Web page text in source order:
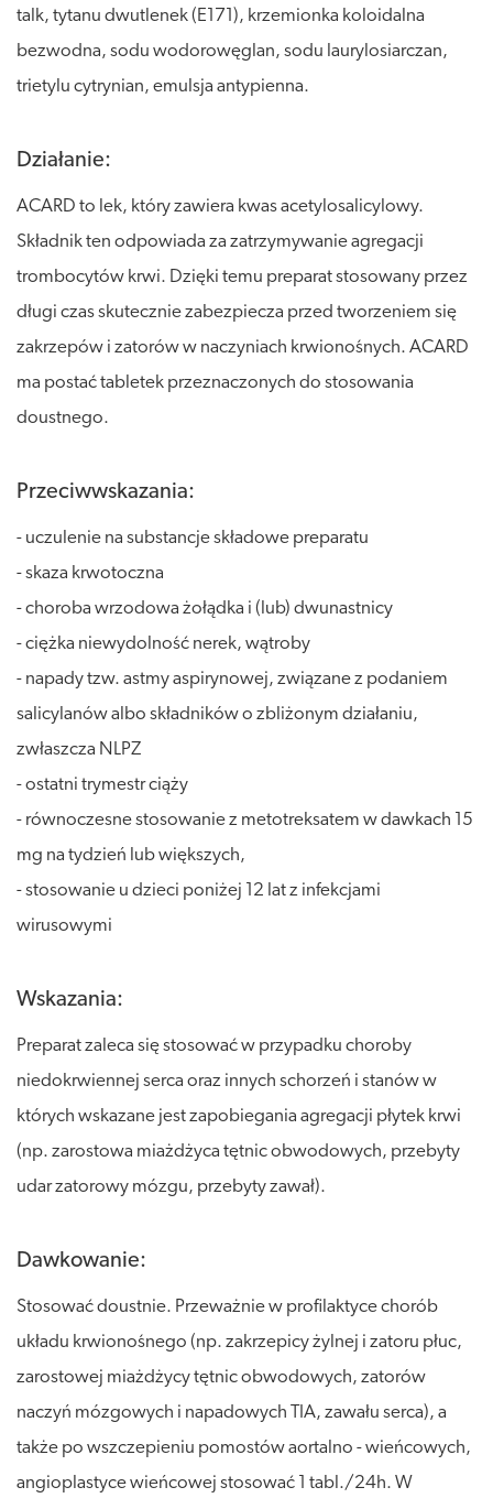
talk, tytanu dwutlenek (E171), krzemionka koloidalna
bezwodna, sodu wodorowęglan, sodu laurylosiarczan,
trietylu cytrynian, emulsja antypienna.
Działanie:
ACARD to lek, który zawiera kwas acetylosalicylowy.
Składnik ten odpowiada za zatrzymywanie agregacji
trombocytów krwi. Dzięki temu preparat stosowany przez
długi czas skutecznie zabezpiecza przed tworzeniem się
zakrzepów i zatorów w naczyniach krwionośnych. ACARD
ma postać tabletek przeznaczonych do stosowania
doustnego.
Przeciwwskazania:
- uczulenie na substancje składowe preparatu
- skaza krwotoczna
- choroba wrzodowa żołądka i (lub) dwunastnicy
- ciężka niewydolność nerek, wątroby
- napady tzw. astmy aspirynowej, związane z podaniem
salicylanów albo składników o zbliżonym działaniu,
zwłaszcza NLPZ
- ostatni trymestr ciąży
- równoczesne stosowanie z metotreksatem w dawkach 15
mg na tydzień lub większych,
- stosowanie u dzieci poniżej 12 lat z infekcjami
wirusowymi
Wskazania:
Preparat zaleca się stosować w przypadku choroby
niedokrwiennej serca oraz innych schorzeń i stanów w
których wskazane jest zapobiegania agregacji płytek krwi
(np. zarostowa miażdżyca tętnic obwodowych, przebyty
udar zatorowy mózgu, przebyty zawał).
Dawkowanie:
Stosować doustnie. Przeważnie w profilaktyce chorób
układu krwionośnego (np. zakrzepicy żylnej i zatoru płuc,
zarostowej miażdżycy tętnic obwodowych, zatorów
naczyń mózgowych i napadowych TIA, zawału serca), a
także po wszczepieniu pomostów aortalno - wieńcowych,
angioplastyce wieńcowej stosować 1 tabl./24h. W